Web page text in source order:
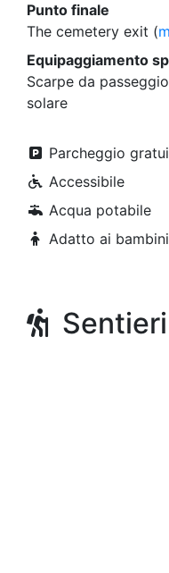
Punto finale
The cemetery exit (
Equipaggiamento
Scarpe da
solare
Parcheggio
Accessibile
Acqua potabile
Adatto ai bambini